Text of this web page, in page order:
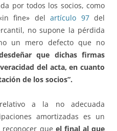
por todos los socios, como
fine» delartículo 97del
no supone la pérdida
un mero defecto que no
que dichas firmas
del acta, en cuanto
de los socios”.
a la no adecuada
amortizadas es un
que el final al que